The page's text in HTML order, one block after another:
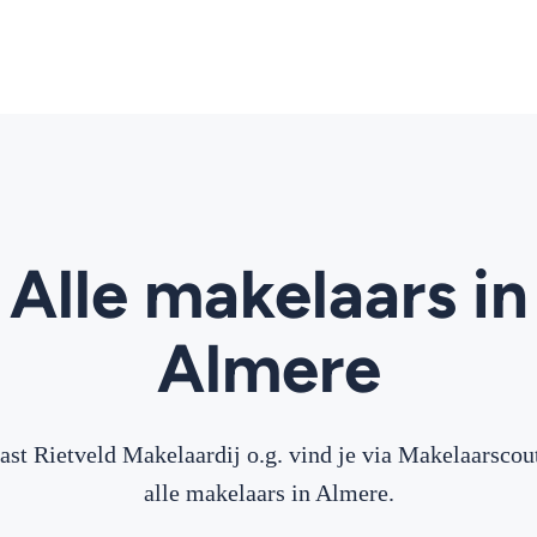
Alle makelaars in
Almere
Rietveld Makelaardij o.g. vind je via
alle makelaars in Almere.